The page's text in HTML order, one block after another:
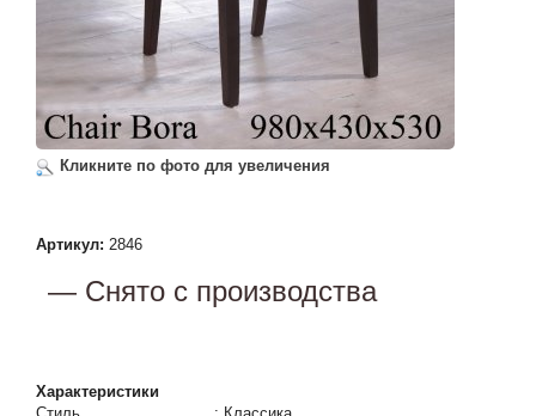
Кликните по фото для увеличения
Артикул: 2846
— Снято с производства
Характеристики